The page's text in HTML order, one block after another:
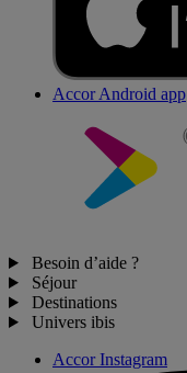
Accor Android app
Besoin d’aide ?
Séjour
Destinations
Univers ibis
Accor Instagram